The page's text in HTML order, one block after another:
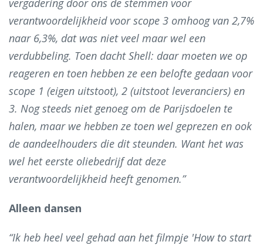
verantwoordelijkheid voor scope 3 omhoog van 2,7%
naar 6,3%, dat was niet veel maar wel een
verdubbeling. Toen dacht Shell: daar moeten we op
reageren en toen hebben ze een belofte gedaan voor
scope 1 (eigen uitstoot), 2 (uitstoot leveranciers) en
3. Nog steeds niet genoeg om de Parijsdoelen te
halen, maar we hebben ze toen wel geprezen en ook
de aandeelhouders die dit steunden. Want het was
wel het eerste oliebedrijf dat deze
verantwoordelijkheid heeft genomen.”
Alleen dansen
“Ik heb heel veel gehad aan het filmpje 'How to start